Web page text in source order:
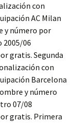
con
AC Milan
y número por
2005/06
gratis. Segunda
con
Barcelona
y número
07/08
gratis. Primera